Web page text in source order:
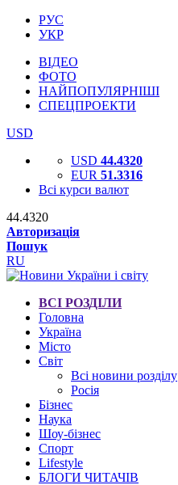
РУС
УКР
ВІДЕО
ФОТО
НАЙПОПУЛЯРНІШІ
СПЕЦПРОЕКТИ
USD
USD 44.4320
EUR 51.3316
Всі курси валют
44.4320
Авторизація
Пошук
RU
ВСІ РОЗДІЛИ
Головна
Україна
Місто
Світ
Всі новини розділу
Росія
Бізнес
Наука
Шоу-бізнес
Спорт
Lifestyle
БЛОГИ ЧИТАЧІВ